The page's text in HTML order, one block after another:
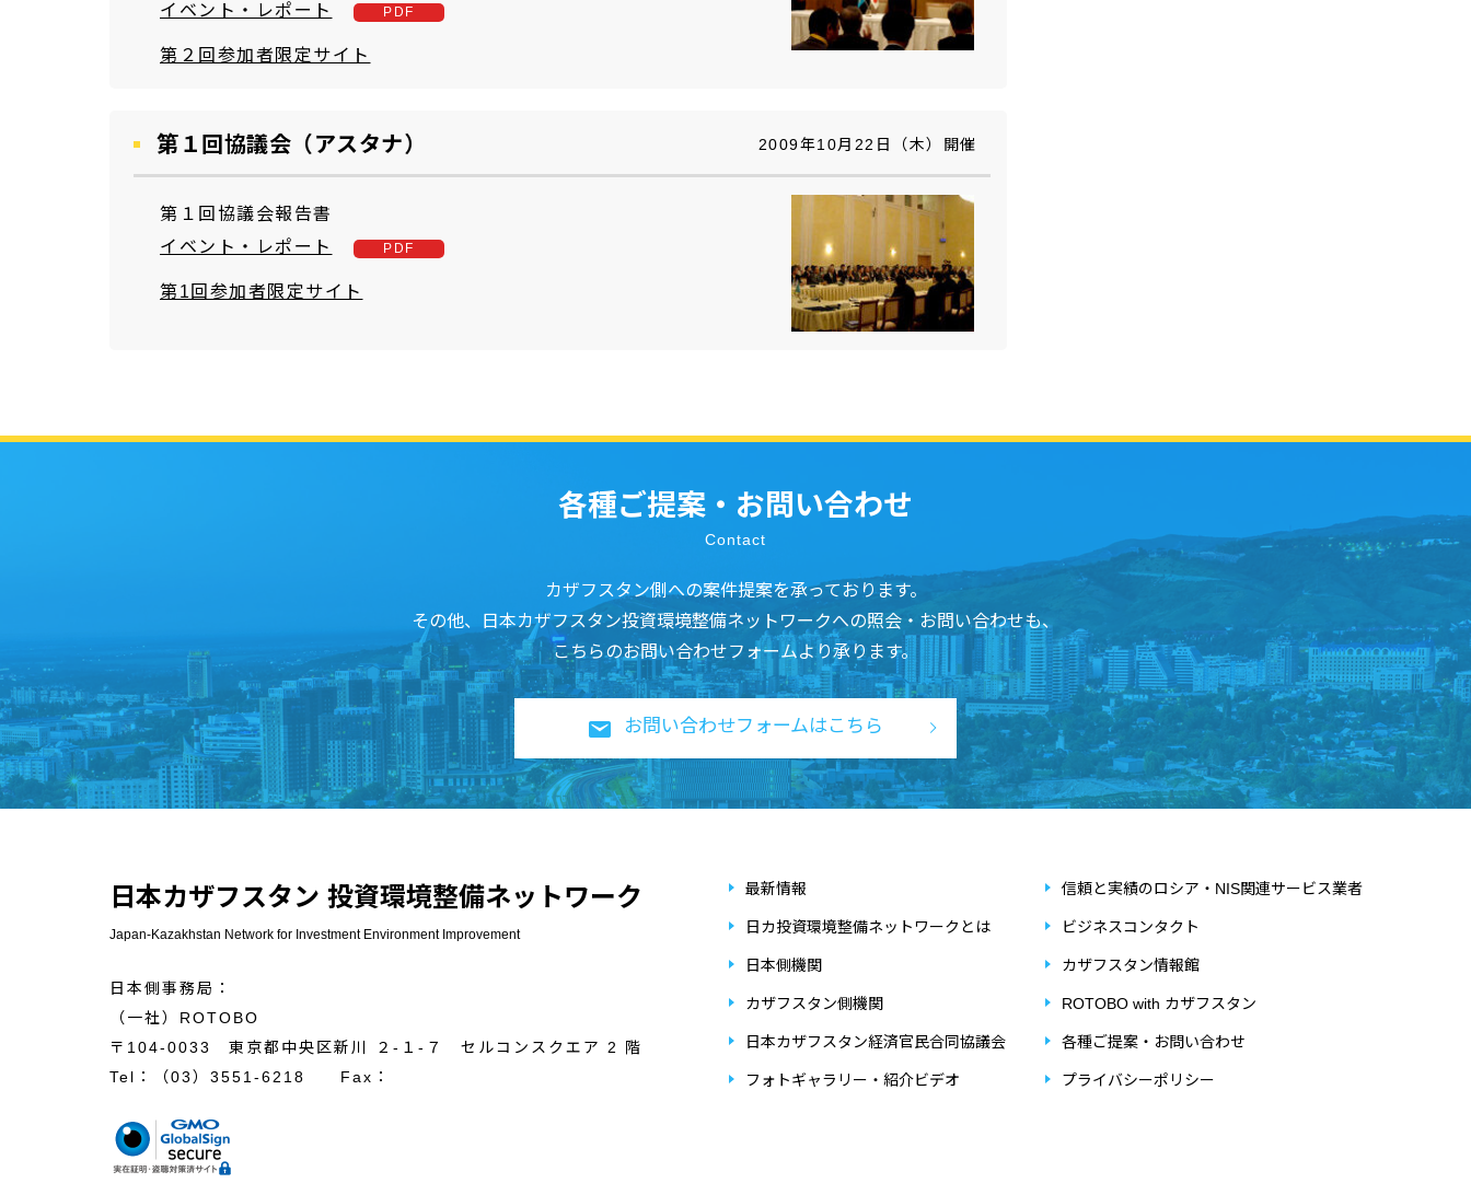
イベント・レポート
第２回参加者限定サイト
第１回協議会（アスタナ） 2009年10月22日（木）開催
第１回協議会報告書
イベント・レポート
第1回参加者限定サイト
各種ご提案・お問い合わせ
Contact
カザフスタン側への案件提案を承っております。
その他、
日本カザフスタン投資環境整備ネットワークへの照会・お問い合わせも、
こちらのお問い合わせフォームより承ります。
お問い合わせフォームはこちら
日本カザフスタン 投資環境整備ネットワーク
Japan-Kazakhstan Network for Investment Environment Improvement
日本側事務局：
（一社）ROTOBO
〒104-0033 東京都中央区新川 ２-１-７ セルコンスクエア 2 階
Tel：
（03）3551-6218 Fax：
最新情報 信頼と実績のロシア・NIS関連サービス業者
日カ投資環境整備ネットワークとは ビジネスコンタクト
日本側機関 カザフスタン情報館
カザフスタン側機関 ROTOBO with カザフスタン
日本カザフスタン経済官民合同協議会 各種ご提案・お問い合わせ
フォトギャラリー・紹介ビデオ プライバシーポリシー